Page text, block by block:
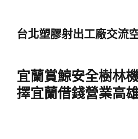
台北塑膠射出工廠交流
宜蘭賞鯨安全樹林
擇宜蘭借錢營業高